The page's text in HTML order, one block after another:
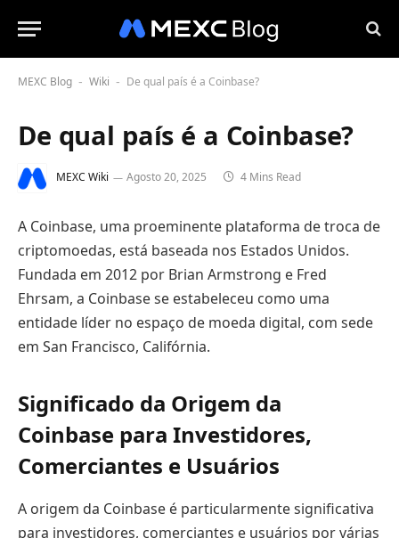
MEXC Blog - Wiki - De qual país é a Coinbase?
De qual país é a Coinbase?
MEXC Wiki Agosto 20, 2025 4 Mins Read
A Coinbase, uma proeminente plataforma de troca de
criptomoedas, está baseada nos Estados Unidos.
Fundada em 2012 por Brian Armstrong e Fred
Ehrsam, a Coinbase se estabeleceu como uma
entidade líder no espaço de moeda digital, com sede
em San Francisco, Califórnia.
Significado da Origem da
Coinbase para Investidores,
Comerciantes e Usuários
A origem da Coinbase é particularmente significativa
para investidores, comerciantes e usuários por várias